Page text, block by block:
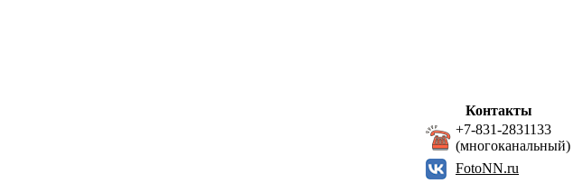
Контакты
+7-831-2831133
(многоканальный)
FotoNN.ru